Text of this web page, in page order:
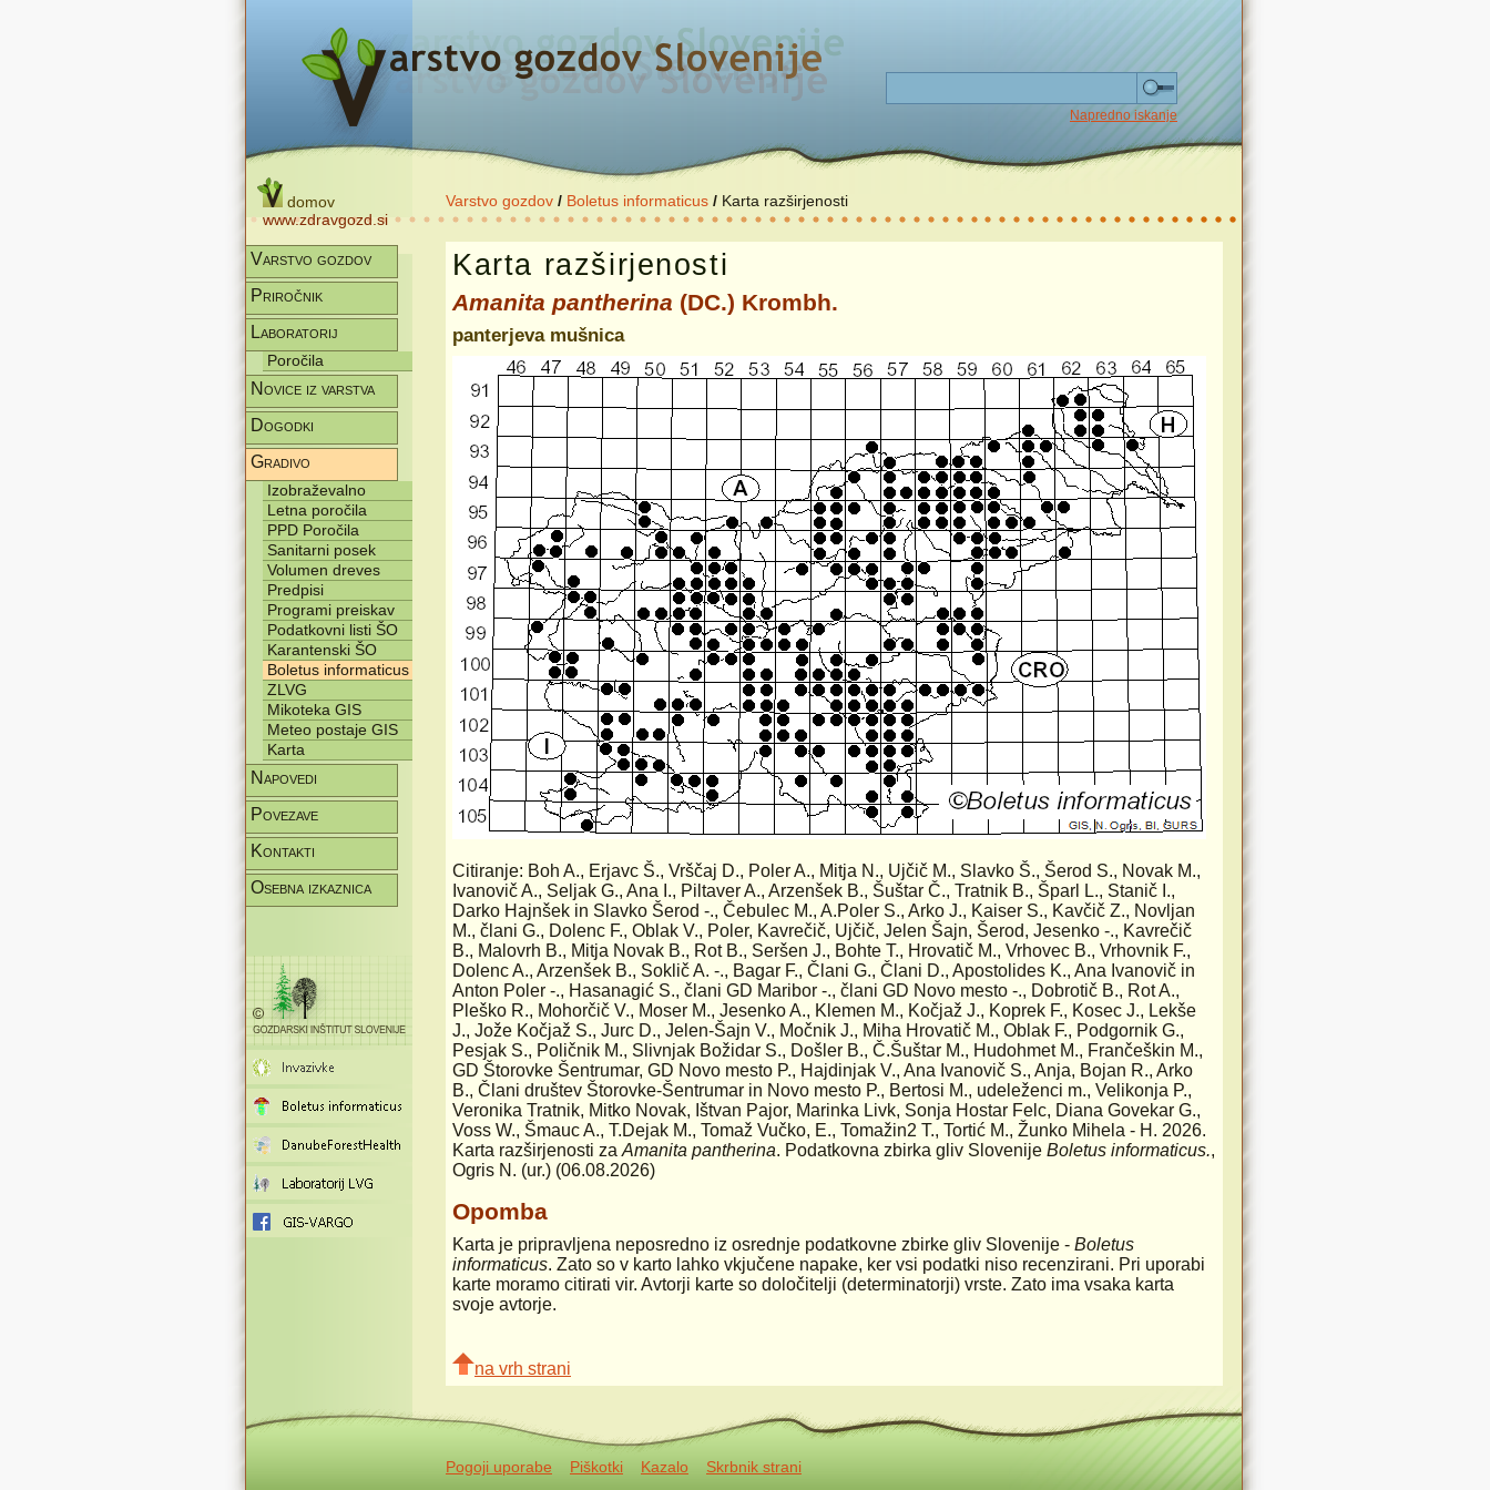
Napredno iskanje
domov
www.zdravgozd.si
Varstvo gozdov / Boletus informaticus / Karta razširjenosti
Varstvo gozdov
Priročnik
Laboratorij
Poročila
Novice iz varstva
Dogodki
Gradivo
Izobraževalno
Letna poročila
PPD Poročila
Sanitarni posek
Volumen dreves
Predpisi
Programi preiskav
Podatkovni listi ŠO
Karantenski ŠO
Boletus informaticus
ZLVG
Mikoteka GIS
Meteo postaje GIS
Karta
Napovedi
Povezave
Kontakti
Osebna izkaznica
Karta razširjenosti
Amanita pantherina (DC.) Krombh.
panterjeva mušnica
Citiranje: Boh A., Erjavc Š., Vrščaj D., Poler A., Mitja N., Ujčič M., Slavko Š., Šerod S., Novak M.,
Ivanovič A., Seljak G., Ana I., Piltaver A., Arzenšek B., Šuštar Č., Tratnik B., Šparl L., Stanič I.,
Darko Hajnšek in Slavko Šerod -., Čebulec M., A.Poler S., Arko J., Kaiser S., Kavčič Z., Novljan
M., člani G., Dolenc F., Oblak V., Poler, Kavrečič, Ujčič, Jelen Šajn, Šerod, Jesenko -., Kavrečič
B., Malovrh B., Mitja Novak B., Rot B., Seršen J., Bohte T., Hrovatič M., Vrhovec B., Vrhovnik F.,
Dolenc A., Arzenšek B., Soklič A. -., Bagar F., Člani G., Člani D., Apostolides K., Ana Ivanovič in
Anton Poler -., Hasanagić S., člani GD Maribor -., člani GD Novo mesto -., Dobrotič B., Rot A.,
Pleško R., Mohorčič V., Moser M., Jesenko A., Klemen M., Kočjaž J., Koprek F., Kosec J., Lekše
J., Jože Kočjaž S., Jurc D., Jelen-Šajn V., Močnik J., Miha Hrovatič M., Oblak F., Podgornik G.,
Pesjak S., Poličnik M., Slivnjak Božidar S., Došler B., Č.Šuštar M., Hudohmet M., Frančeškin M.,
GD Štorovke Šentrumar, GD Novo mesto P., Hajdinjak V., Ana Ivanovič S., Anja, Bojan R., Arko
B., Člani društev Štorovke-Šentrumar in Novo mesto P., Bertosi M., udeleženci m., Velikonja P.,
Veronika Tratnik, Mitko Novak, Ištvan Pajor, Marinka Livk, Sonja Hostar Felc, Diana Govekar G.,
Voss W., Šmauc A., T.Dejak M., Tomaž Vučko, E., Tomažin2 T., Tortić M., Žunko Mihela - H. 2026.
Karta razširjenosti za Amanita pantherina. Podatkovna zbirka gliv Slovenije Boletus informaticus.,
Ogris N. (ur.) (06.08.2026)
Opomba
Karta je pripravljena neposredno iz osrednje podatkovne zbirke gliv Slovenije - Boletus
informaticus. Zato so v karto lahko vkjučene napake, ker vsi podatki niso recenzirani. Pri uporabi
karte moramo citirati vir. Avtorji karte so določitelji (determinatorji) vrste. Zato ima vsaka karta
svoje avtorje.
na vrh strani
Pogoji uporabe Piškotki Kazalo Skrbnik strani